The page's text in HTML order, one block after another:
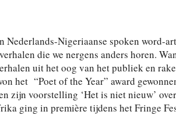
Nederlands-Nigeriaanse spoken word-
die we nergens anders horen.
uit het oog van het publiek en
het “Poet of the Year” award
zijn voorstelling ‘Het is niet nieuw’
ging in première tijdens het Fringe